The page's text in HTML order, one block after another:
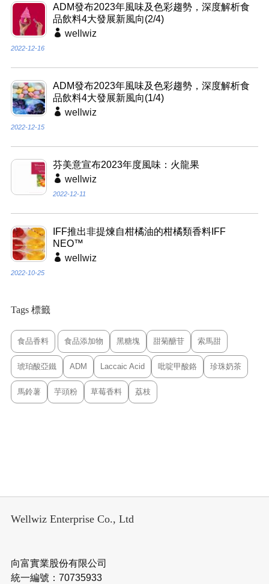
ADM發布2023年風味及色彩趨勢，深度解析食
品飲料4大發展新風向(2/4)
wellwiz
2022-12-16
ADM發布2023年風味及色彩趨勢，深度解析食
品飲料4大發展新風向(1/4)
wellwiz
2022-12-15
芬美意宣布2023年度風味：火龍果
wellwiz
2022-12-11
IFF推出非提煉自柑橘油的柑橘類香料IFF
NEO™
wellwiz
2022-10-25
Tags 標籤
食品香料 食品添加物 黑糖塊 甜菊醣苷 索馬甜
琥珀酸亞鐵 ADM Laccaic Acid 吡啶甲酸鉻 珍珠奶茶
馬鈴薯 芋頭粉 草莓香料 荔枝
Wellwiz Enterprise Co., Ltd
向富實業股份有限公司
統一編號：70735933